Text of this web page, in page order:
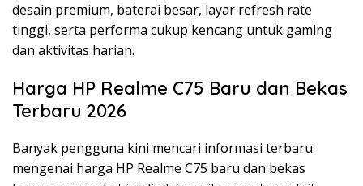
desain premium, baterai besar, layar refresh rate
tinggi, serta performa cukup kencang untuk gaming
dan aktivitas harian.
Harga HP Realme C75 Baru dan Bekas
Terbaru 2026
Banyak pengguna kini mencari informasi terbaru
mengenai harga HP Realme C75 baru dan bekas